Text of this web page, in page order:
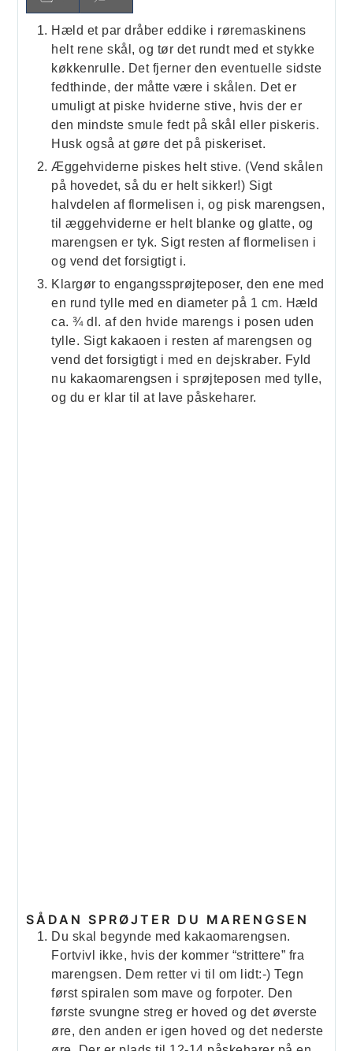
Hæld et par dråber eddike i røremaskinens
helt rene skål, og tør det rundt med et stykke
køkkenrulle. Det fjerner den eventuelle sidste
fedthinde, der måtte være i skålen. Det er
umuligt at piske hviderne stive, hvis der er
den mindste smule fedt på skål eller piskeris.
Husk også at gøre det på piskeriset.
Æggehviderne piskes helt stive. (Vend skålen
på hovedet, så du er helt sikker!) Sigt
halvdelen af flormelisen i, og pisk marengsen,
til æggehviderne er helt blanke og glatte, og
marengsen er tyk. Sigt resten af flormelisen i
og vend det forsigtigt i.
Klargør to engangssprøjteposer, den ene med
en rund tylle med en diameter på 1 cm. Hæld
ca. ¾ dl. af den hvide marengs i posen uden
tylle. Sigt kakaoen i resten af marengsen og
vend det forsigtigt i med en dejskraber. Fyld
nu kakaomarengsen i sprøjteposen med tylle,
og du er klar til at lave påskeharer.
SÅDAN SPRØJTER DU MARENGSEN
Du skal begynde med kakaomarengsen.
Fortvivl ikke, hvis der kommer “strittere” fra
marengsen. Dem retter vi til om lidt:-) Tegn
først spiralen som mave og forpoter. Den
første svungne streg er hoved og det øverste
øre, den anden er igen hoved og det nederste